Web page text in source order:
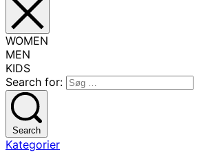
WOMEN
MEN
KIDS
Search for:
Search
Kategorier